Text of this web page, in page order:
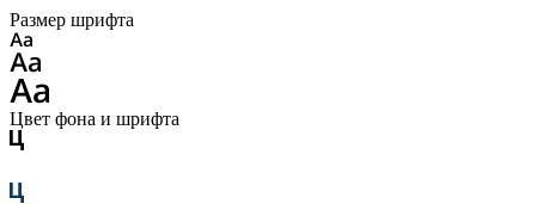
Размер шрифта
Цвет фона и шрифта